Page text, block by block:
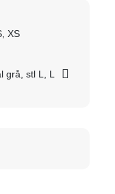
XS
grå, stl L, L